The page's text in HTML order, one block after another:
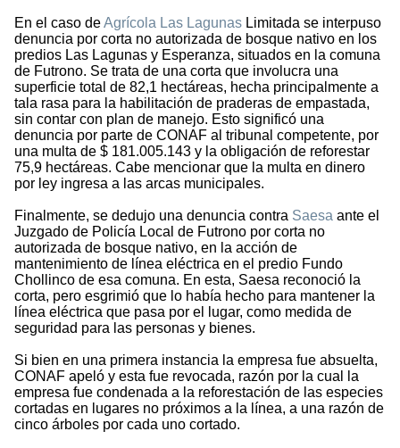
En el caso deAgrícola Las Lagunas Limitada se interpuso
denuncia por corta no autorizada de bosque nativo en los
predios Las Lagunas y Esperanza, situados en la comuna
de Futrono. Se trata de una corta que involucra una
superficie total de 82,1 hectáreas, hecha principalmente a
tala rasa para la habilitación de praderas de empastada,
sin contar con plan de manejo. Esto significó una
denuncia por parte de CONAF al tribunal competente, por
una multa de $ 181.005.143 y la obligación de reforestar
75,9 hectáreas. Cabe mencionar que la multa en dinero
por ley ingresa a las arcas municipales.
Finalmente, se dedujo una denuncia contra Saesa ante el
Juzgado de Policía Local de Futrono por corta no
autorizada de bosque nativo, en la acción de
mantenimiento de línea eléctrica en el predio Fundo
Chollinco de esa comuna. En esta, Saesa reconoció la
corta, pero esgrimió que lo había hecho para mantener la
línea eléctrica que pasa por el lugar, como medida de
seguridad para las personas y bienes.
Si bien en una primera instancia la empresa fue absuelta,
CONAF apeló y esta fue revocada, razón por la cual la
empresa fue condenada a la reforestación de las especies
cortadas en lugares no próximos a la línea, a una razón de
cinco árboles por cada uno cortado.